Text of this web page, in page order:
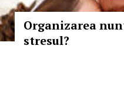
Organizarea
stresul?